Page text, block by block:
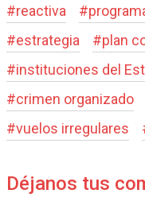
#reactiva #
#estrategia #plan
#instituciones del
#crimen organizado
#vuelos irregulares
Déjanos tus